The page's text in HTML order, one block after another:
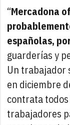
“Mercadona
españolas,
guarderías y
Un trabajador
en diciembre
contrata
trabajadores